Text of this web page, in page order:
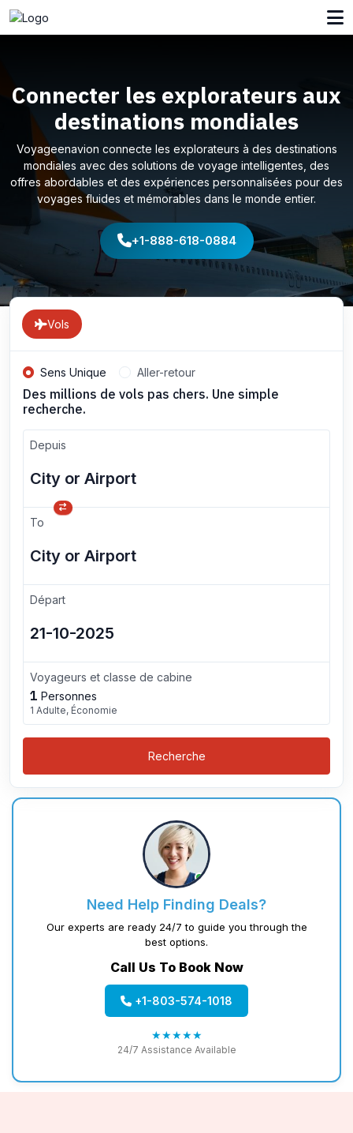
Connecter les explorateurs aux
destinations mondiales
Voyageenavion connecte les explorateurs à des destinations
mondiales avec des solutions de voyage intelligentes, des
offres abordables et des expériences personnalisées pour des
voyages fluides et mémorables dans le monde entier.
+1-888-618-0884
Vols
Sens Unique Aller-retour
Des millions de vols pas chers. Une simple
recherche.
Depuis
To
Départ
Voyageurs et classe de cabine
1 Personnes
1 Adulte, Économie
Recherche
Need Help Finding Deals?
Our experts are ready 24/7 to guide you through the
best options.
Call Us To Book Now
+1-803-574-1018
★★★★★
24/7 Assistance Available